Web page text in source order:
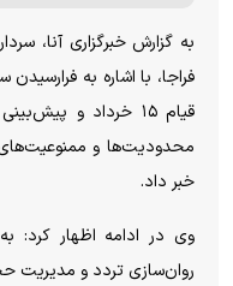
به گزارش خبرگزاری آنا،
فراجا، با اشاره به
قیام ۱۵ خرداد و
محدودیت‌ها و
خبر داد.
وی در ادامه اظهار کرد: به
روان‌سازی تردد و مدیریت